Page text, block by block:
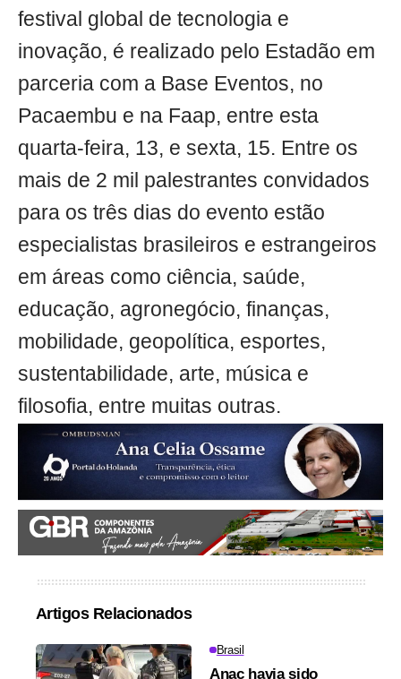
festival global de tecnologia e
inovação, é realizado pelo Estadão em
parceria com a Base Eventos, no
Pacaembu e na Faap, entre esta
quarta-feira, 13, e sexta, 15. Entre os
mais de 2 mil palestrantes convidados
para os três dias do evento estão
especialistas brasileiros e estrangeiros
em áreas como ciência, saúde,
educação, agronegócio, finanças,
mobilidade, geopolítica, esportes,
sustentabilidade, arte, música e
filosofia, entre muitas outras.
Artigos Relacionados
Brasil
Anac havia sido